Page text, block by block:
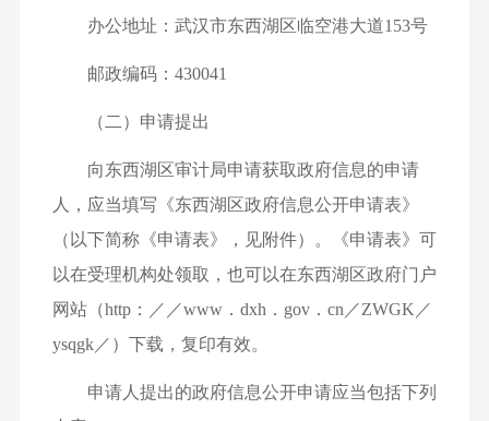
办公地址：武汉市东西湖区临空港大道153号
邮政编码：430041
（二）申请提出
向东西湖区审计局申请获取政府信息的申请
人，应当填写《东西湖区政府信息公开申请表》
（以下简称《申请表》，见附件）。《申请表》可
以在受理机构处领取，也可以在东西湖区政府门户
网站（http：／／www．dxh．gov．cn／ZWGK／
ysqgk／）下载，复印有效。
申请人提出的政府信息公开申请应当包括下列